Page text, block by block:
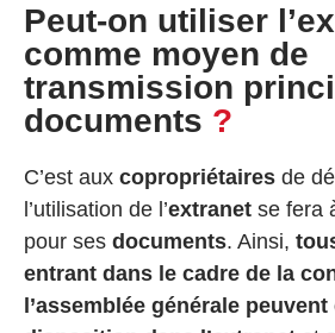
Peut-on utiliser
comme moyen de
transmission
documents ?
C’est aux copropriétaires de
l’utilisation de l’extranet se fera
pour ses documents. Ainsi,
entrant dans le cadre de la
l’assemblée générale